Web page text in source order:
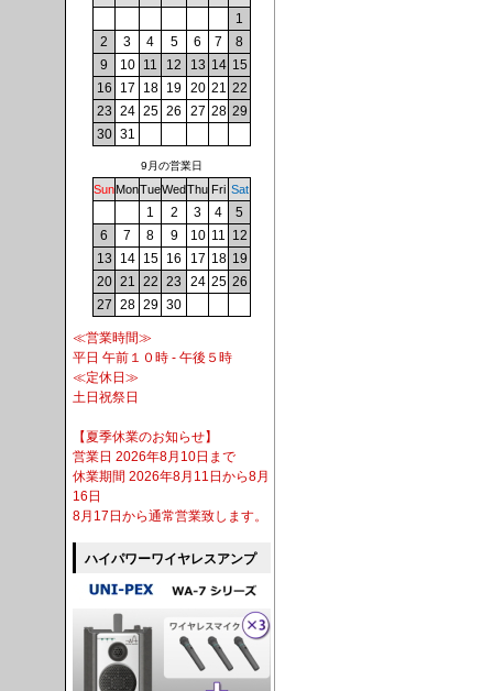
1
2
3 4 5 6 7
8
9
10 11 12 13 14 15
16
17 18 19 20 21 22
23 24 25 26 27 28 29
30 31
9月の営業日
SunMonTueWedThu Fri Sat
1 2 3 4
5
6
7 8 9 10 11 12
13
14 15 16 17 18 19
20 21 22 23 24 25 26
27 28 29 30
≪営業時間≫
平日 午前１０時 - 午後５時
≪定休日≫
土日祝祭日
【夏季休業のお知らせ】
営業日 2026年8月10日まで
休業期間 2026年8月11日から8月
16日
8月17日から通常営業致します。
ハイパワーワイヤレスアンプ